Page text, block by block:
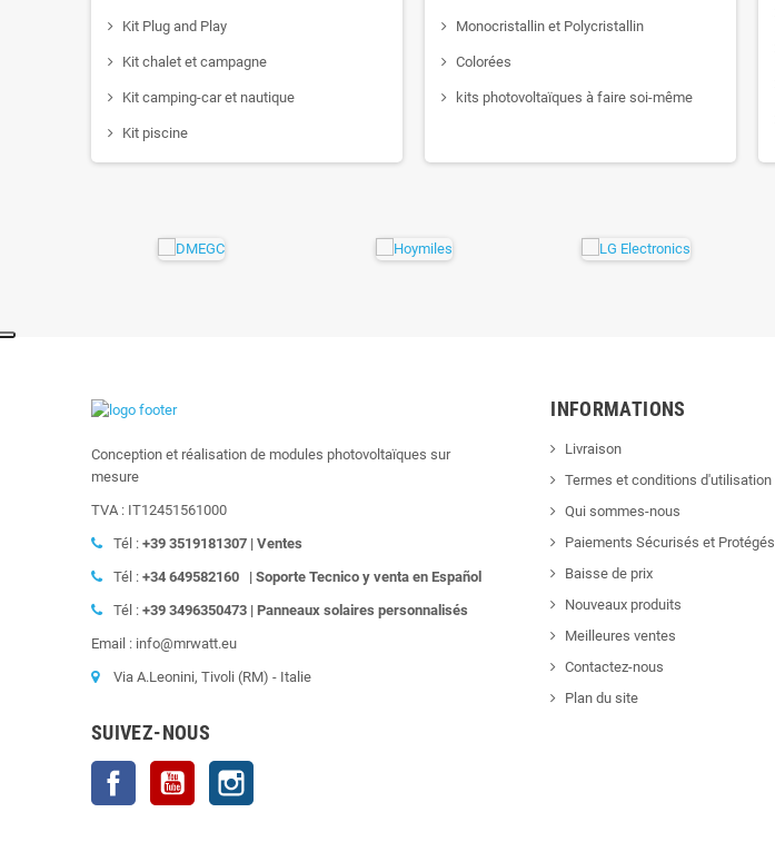
Kit Plug and Play
Kit chalet et campagne
Kit camping-car et nautique
Kit piscine
Monocristallin et Polycristallin
Colorées
kits photovoltaïques à faire soi-même
Conception et réalisation de modules photovoltaïques sur
mesure
TVA : IT12451561000
Tél : +39 3519181307 | Ventes
Tél : +34 649582160 | Soporte Tecnico y venta en Español
Tél : +39 3496350473 | Panneaux solaires personnalisés
Email : info@mrwatt.eu
Via A.Leonini, Tivoli (RM) - Italie
SUIVEZ-NOUS
Facebook YouTube
INFORMATIONS
Livraison
Termes et conditions d'utilisation
Qui sommes-nous
Paiements Sécurisés et Protégés
Baisse de prix
Nouveaux produits
Meilleures ventes
Contactez-nous
Plan du site